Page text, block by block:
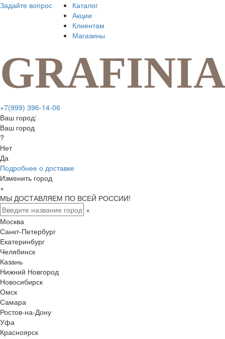
Задайте вопрос
Каталог
Акции
Клиентам
Магазины
+7(999) 396-14-06
Ваш город:
Ваш город
?
Нет
Да
Подробнее о доставке
Изменить город
×
МЫ ДОСТАВЛЯЕМ ПО ВСЕЙ РОССИИ!
×
Москва
Санкт-Петербург
Екатеринбург
Челябинск
Казань
Нижний Новгород
Новосибирск
Омск
Самара
Ростов-на-Дону
Уфа
Красноярск